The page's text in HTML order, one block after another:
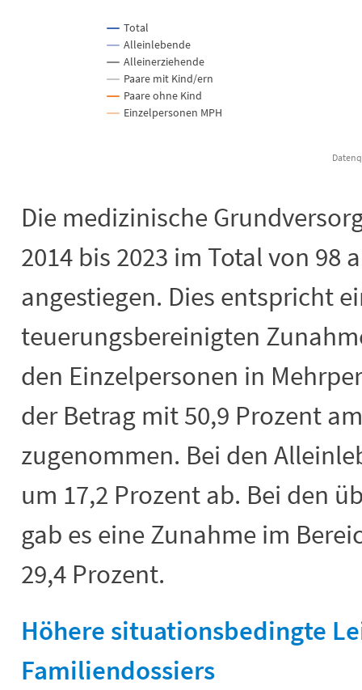
Total
Alleinlebende
Alleinerziehende
Paare mit Kind/ern
Paare ohne Kind
Einzelpersonen MPH
Die medizinische
2014 bis 2023 im Total von 98
angestiegen. Dies entspricht
teuerungsbereinigten
den Einzelpersonen in
der Betrag mit 50,9 Prozent
zugenommen. Bei den
um 17,2 Prozent ab. Bei den
gab es eine Zunahme im
29,4 Prozent.
Höhere situationsbedingte
Familiendossiers